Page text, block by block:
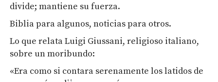
divide; mantiene su fuerza.
Biblia para algunos, noticias para otros.
Lo que relata Luigi Giussani, religioso italiano,
sobre un moribundo:
«Era como si contara serenamente los latidos de